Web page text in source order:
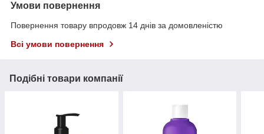
Умови повернення
Повернення товару впродовж 14 днів за домовленістю
Всі умови повернення
Подібні товари компанії